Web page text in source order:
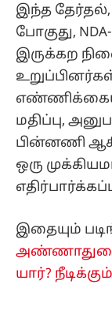
இந்த தேர்தல்,
போகுது,
இருக்கற
மதிப்பு,
பின்னணி
ஒரு
இதையும்
யார்?